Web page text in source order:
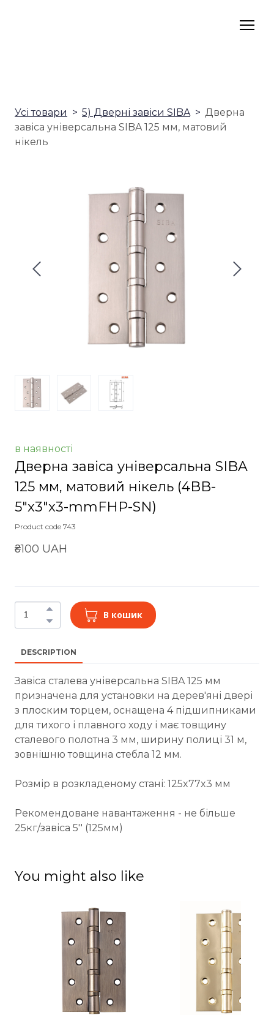
Усі товари 5) Дверні завіси SIBA
Дверна
завіса універсальна SIBA 125 мм, матовий
нікель
в наявності
Дверна завіса універсальна SIBA
125 мм, матовий нікель (4BB-
5"x3"x3-mmFHP-SN)
Product code 743
₴100 UAH
В кошик
DESCRIPTION
Завіса сталева універсальна SIBA 125 мм
призначена для установки на дерев'яні двері
з плоским торцем, оснащена 4 підшипниками
для тихого і плавного ходу і має товщину
сталевого полотна 3 мм, ширину полиці 31 м,
зовнішню товщина стебла 12 мм.
Розмір в розкладеному стані: 125x77x3 мм
Рекомендоване навантаження - не більше
25кг/завіса 5'' (125мм)
You might also like